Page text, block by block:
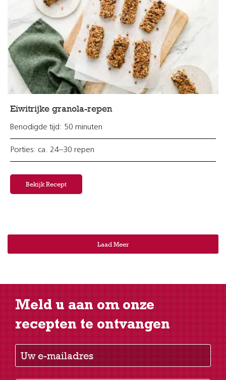
Eiwitrijke granola-repen
Benodigde tijd: 50 minuten
Porties: ca. 24–30 repen
Bekijk Recept
Laad Meer
Meld u aan om onze
recepten te ontvangen
Uw e-mailadres